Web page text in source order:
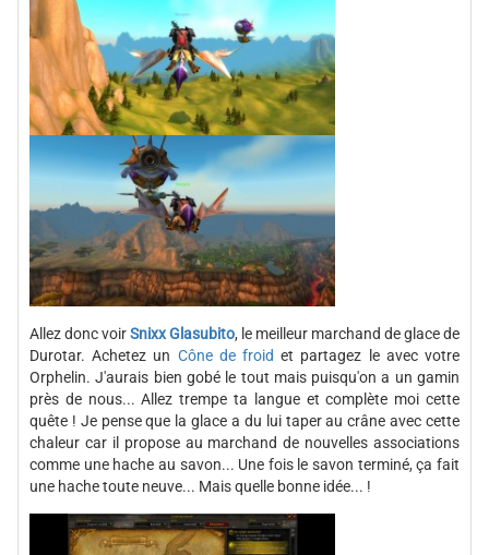
Allez donc voirSnixx Glasubito, le meilleur marchand de glace de
Durotar. Achetez un Cône de froid et partagez le avec votre
Orphelin. J'aurais bien gobé le tout mais puisqu'on a un gamin
près de nous... Allez trempe ta langue et complète moi cette
quête ! Je pense que la glace a du lui taper au crâne avec cette
chaleur car il propose au marchand de nouvelles associations
comme une hache au savon... Une fois le savon terminé, ça fait
une hache toute neuve... Mais quelle bonne idée... !